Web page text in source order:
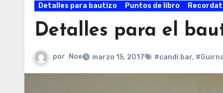
Detalles para bautizo Puntos de libro
Detalles para el
por Noe marzo 15, 2017 #candi bar,